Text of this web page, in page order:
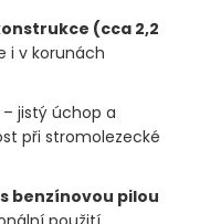
(cca 2,2
i v korunách
– jistý úchop a
při stromolezecké
benzínovou pilou